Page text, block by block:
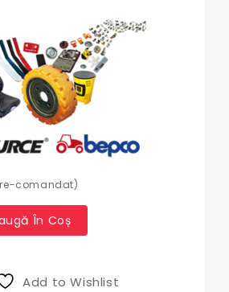
comandat)
În Coș
Add to Wishlist